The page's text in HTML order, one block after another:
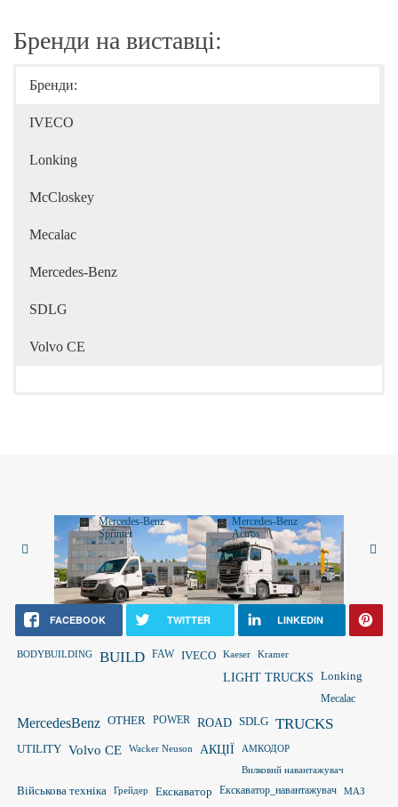
Бренди на виставці:
Бренди:
IVECO
Lonking
McCloskey
Mecalac
Mercedes-Benz
SDLG
Volvo CE
Mercedes-Benz
Sprinter
Mercedes-Benz
Actros
FACEBOOK TWITTER LINKEDIN
BODYBUILDING BUILD FAW IVECO Kaeser Kramer
LIGHT TRUCKS
Lonking
Mecalac
MercedesBenz OTHER POWER ROAD SDLG TRUCKS
UTILITY Volvo CE Wacker Neuson АКЦІЇ
АМКОДОР
Вилковий навантажувач
Військова техніка Грейдер Екскаватор Екскаватор_навантажувач МАЗ